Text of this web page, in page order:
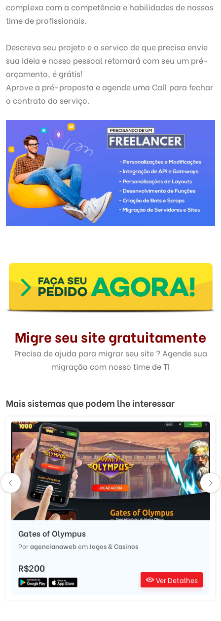
complexa com a competência e habilidades de nossos
time de profissionais.
Descreva seu projeto e o serviço de que precisa envie
sua ideia e nosso pessoal retornará com seu um pré-
orçamento, é grátis!
Aprove a pré-proposta e agende uma Call para fechar
o contrato do serviço.
Migre seu site gratuitamente
Precisa de ajuda para migrar seu site ? Agende sua
migração com nosso time de TI
Mais sistemas que podem lhe interessar
Gates of Olympus
Poragencianawebem Jogos & Casinos
R$200
Ver Detalhes